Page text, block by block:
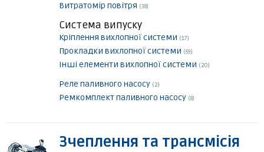
Витратомір повітря (38)
Система випуску
Кріплення вихлопної системи (17)
Прокладки вихлопної системи (59)
Інші елементи вихлопної системи (20)
Реле паливного насосу (2)
Ремкомплект паливного насосу (8)
Зчеплення та трансмісія